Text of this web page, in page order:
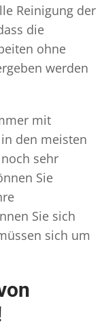
Reinigung der
die
ohne
werden
mit
den meisten
sehr
Sie
Sie sich
sich um